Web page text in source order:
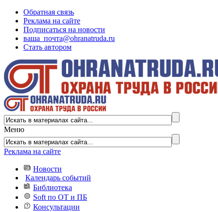
Обратная связь
Реклама на сайте
Подписаться на новости
ваша_почта@ohranatruda.ru
Стать автором
Меню
Реклама на сайте
Новости
Календарь событий
Библиотека
Soft по ОТ и ПБ
Консультации